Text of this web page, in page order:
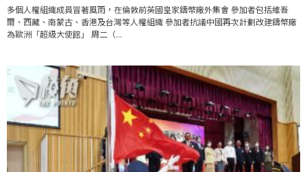
多個人權組織成員冒著風雨，在倫敦前英國皇家鑄幣廠外集會 參加者包括維吾
爾、西藏、南蒙古、香港及台灣等人權組織 參加者抗議中國再次計劃改建鑄幣廠
為歐洲「超級大使館」 周二（...